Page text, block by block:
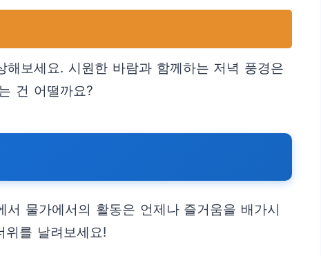
보세요. 시원한 바람과 함께하는 저녁 풍경은
건 어떨까요?
물가에서의 활동은 언제나 즐거움을 배가시
를 날려보세요!